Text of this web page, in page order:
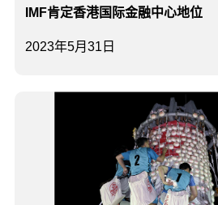
2023年5月31日
IMF肯定香港国际金融中心地位